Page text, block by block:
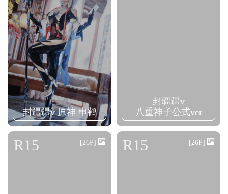
封疆疆v 原神 申鹤
封疆疆v
八重神子公式ver
R15 [26P] R15 [26P]